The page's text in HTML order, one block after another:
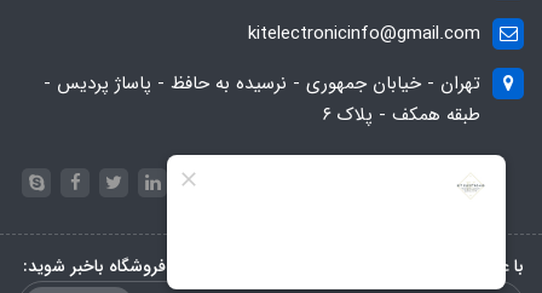
kitelectronicinfo@gmail.com
تهران - خیابان جمهوری - نرسیده به حافظ - پاساژ پردیس -
طبقه همکف - پلاک ۶
با عضویت در خبرنامه، از تخفیف‌ها و جدیدترین‌های فروشگاه باخبر شوید: